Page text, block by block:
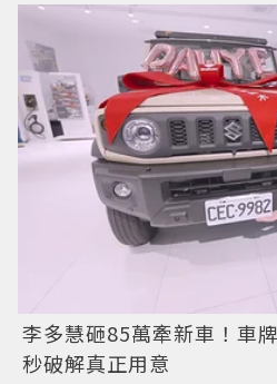
李多慧砸85萬牽新車！車
秒破解真正用意